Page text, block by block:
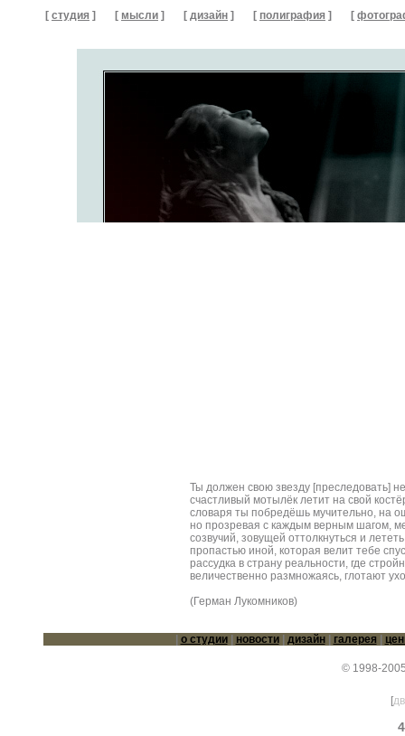
[ студия ] [ мысли ] [ дизайн ] [ полиграфия ] [
Ты должен свою звезду [преследовать]
счастливый мотылёк летит на свой
словаря ты побредёшь мучительно, на
но прозревая с каждым верным шагом,
созвучий, зовущей оттолкнуться и
пропастью иной, которая велит тебе
рассудка в страну реальности, где
величественно размножаясь, глотают
(Герман Лукомников)
о студии| новости| дизайн| галерея
© 1998-
[